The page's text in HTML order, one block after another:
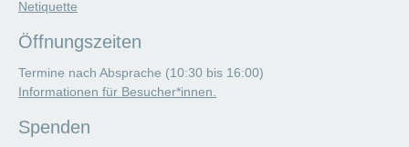
Netiquette
Öffnungszeiten
Termine nach Absprache (10:30 bis 16:00)
Informationen für Besucher*innen.
Spenden